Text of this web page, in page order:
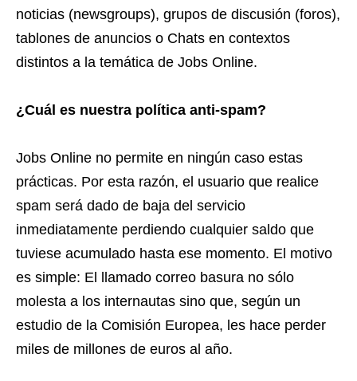
noticias (newsgroups), grupos de discusión (foros),
tablones de anuncios o Chats en contextos
distintos a la temática de Jobs Online.
¿Cuál es nuestra política anti-spam?
Jobs Online no permite en ningún caso estas
prácticas. Por esta razón, el usuario que realice
spam será dado de baja del servicio
inmediatamente perdiendo cualquier saldo que
tuviese acumulado hasta ese momento. El motivo
es simple: El llamado correo basura no sólo
molesta a los internautas sino que, según un
estudio de la Comisión Europea, les hace perder
miles de millones de euros al año.